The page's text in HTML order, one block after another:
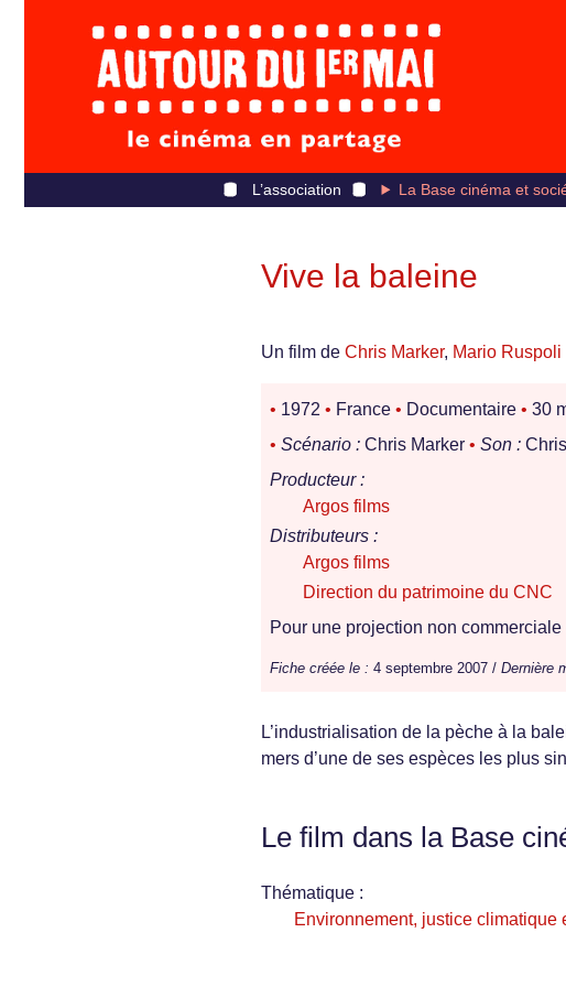
L’association La Base cinéma et
Vive la baleine
Un film de Chris Marker, Mario Ruspoli
• 1972 • France • Documentaire • 30
• Scénario : Chris Marker • Son :
Producteur :
Argos films
Distributeurs :
Argos films
Direction du patrimoine du CNC
Pour une projection non
Fiche créée le : 4 septembre 2007 / Dernière
L’industrialisation de la pèche à la
mers d’une de ses espèces les plus
Le film dans la Base
Thématique :
Environnement, justice climatique